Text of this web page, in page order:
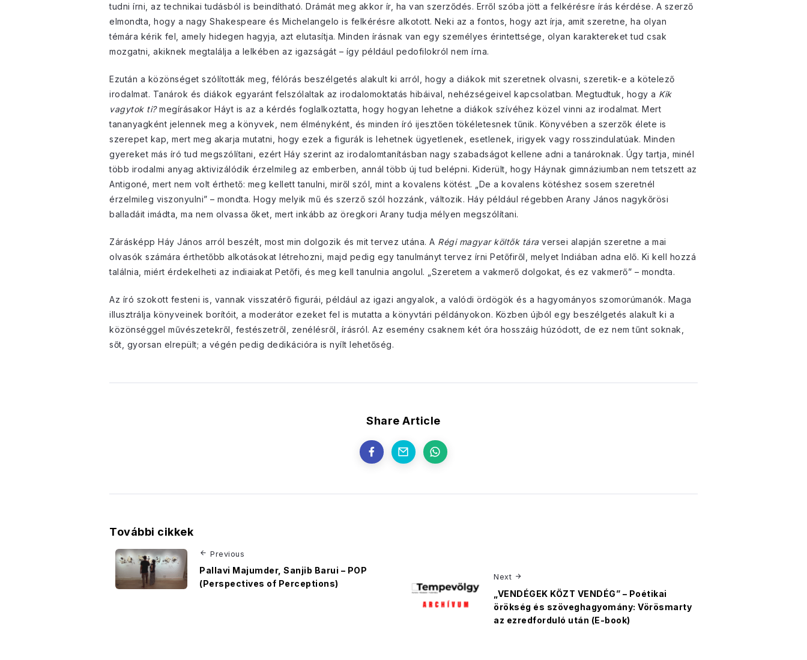
tudni írni, az technikai tudásból is beindítható. Drámát meg akkor ír, ha van szerződés. Erről szóba jött a felkérésre írás kérdése. A szerző
elmondta, hogy a nagy Shakespeare és Michelangelo is felkérésre alkotott. Neki az a fontos, hogy azt írja, amit szeretne, ha olyan
témára kérik fel, amely hidegen hagyja, azt elutasítja. Minden írásnak van egy személyes érintettsége, olyan karaktereket tud csak
mozgatni, akiknek megtalálja a lelkében az igazságát – így például pedofilokról nem írna.
Ezután a közönséget szólították meg, félórás beszélgetés alakult ki arról, hogy a diákok mit szeretnek olvasni, szeretik-e a kötelező
irodalmat. Tanárok és diákok egyaránt felszólaltak az irodalomoktatás hibáival, nehézségeivel kapcsolatban. Megtudtuk, hogy a Kik
vagytok ti?megírásakor Háyt is az a kérdés foglalkoztatta, hogy hogyan lehetne a diákok szívéhez közel vinni az irodalmat. Mert
tananyagként jelennek meg a könyvek, nem élményként, és minden író ijesztően tökéletesnek tűnik. Könyvében a szerzők élete is
szerepet kap, mert meg akarja mutatni, hogy ezek a figurák is lehetnek ügyetlenek, esetlenek, irigyek vagy rosszindulatúak. Minden
gyereket más író tud megszólítani, ezért Háy szerint az irodalomtanításban nagy szabadságot kellene adni a tanároknak. Úgy tartja, minél
több irodalmi anyag aktivizálódik érzelmileg az emberben, annál több új tud belépni. Kiderült, hogy Háynak gimnáziumban nem tetszett az
Antigoné, mert nem volt érthető: meg kellett tanulni, miről szól, mint a kovalens kötést. „De a kovalens kötéshez sosem szeretnél
érzelmileg viszonyulni” – mondta. Hogy melyik mű és szerző szól hozzánk, változik. Háy például régebben Arany János nagykőrösi
balladáit imádta, ma nem olvassa őket, mert inkább az öregkori Arany tudja mélyen megszólítani.
Zárásképp Háy János arról beszélt, most min dolgozik és mit tervez utána. A Régi magyar költők tára versei alapján szeretne a mai
olvasók számára érthetőbb alkotásokat létrehozni, majd pedig egy tanulmányt tervez írni Petőfiről, melyet Indiában adna elő. Ki kell hozzá
találnia, miért érdekelheti az indiaiakat Petőfi, és meg kell tanulnia angolul. „Szeretem a vakmerő dolgokat, és ez vakmerő” – mondta.
Az író szokott festeni is, vannak visszatérő figurái, például az igazi angyalok, a valódi ördögök és a hagyományos szomorúmanók. Maga
illusztrálja könyveinek borítóit, a moderátor ezeket fel is mutatta a könyvtári példányokon. Közben újból egy beszélgetés alakult ki a
közönséggel művészetekről, festészetről, zenélésről, írásról. Az esemény csaknem két óra hosszáig húzódott, de ez nem tűnt soknak,
sőt, gyorsan elrepült; a végén pedig dedikációra is nyílt lehetőség.
Share Article
További cikkek
Previous
Pallavi Majumder, Sanjib Barui – POP
(Perspectives of Perceptions)
Next
„VENDÉGEK KÖZT VENDÉG” – Poétikai
örökség és szöveghagyomány: Vörösmarty
az ezredforduló után (E-book)